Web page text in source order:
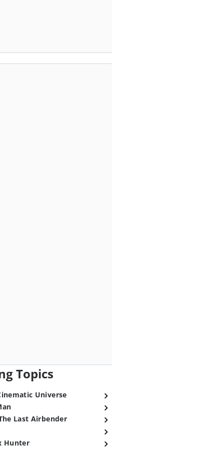
Topics
Universe
Last Airbender
Hunter